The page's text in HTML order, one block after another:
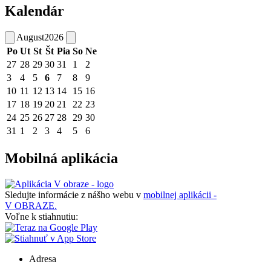
Kalendár
August2026
Po Ut St Št Pia So Ne
27 28 29 30 31 1
2
3
4 5 6 7 8
9
10 11 12 13 14 15 16
17 18 19 20 21 22 23
24 25 26 27 28 29 30
31 1 2 3 4 5 6
Mobilná aplikácia
Sledujte informácie z nášho webu v mobilnej aplikácii -
V OBRAZE.
Voľne k stiahnutiu:
Adresa